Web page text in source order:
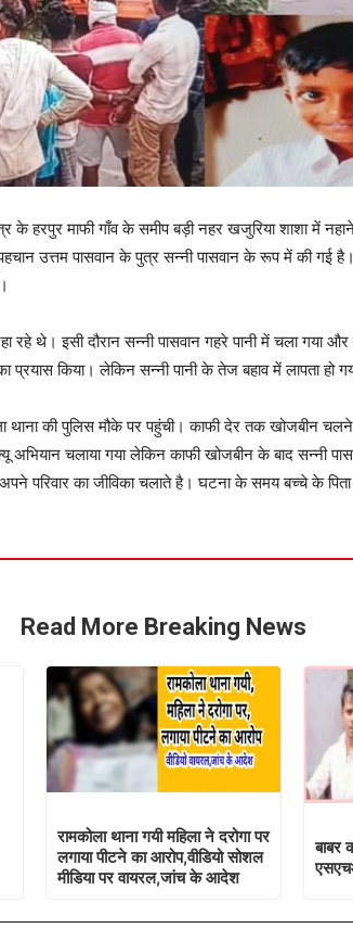
के हरपुर माफी गाँव के समीप बड़ी नहर खजुरिया शाशा में
उत्तम पासवान के पुत्र सन्नी पासवान के रूप में की गई
रहे थे। इसी दौरान सन्नी पासवान गहरे पानी में चला गया
किया। लेकिन सन्नी पानी के तेज बहाव में लापता हो
थाना की पुलिस मौके पर पहुंची। काफी देर तक खोजबीन
अभियान चलाया गया लेकिन काफी खोजबीन के बाद सन्नी
परिवार का जीविका चलाते है। घटना के समय बच्चे के
Read More Breaking News
रामकोला थाना गयी महिला ने दरोगा पर
लगाया पीटने का आरोप,वीडियो सोशल
मीडिया पर वायरल,जांच के आदेश
बाबर